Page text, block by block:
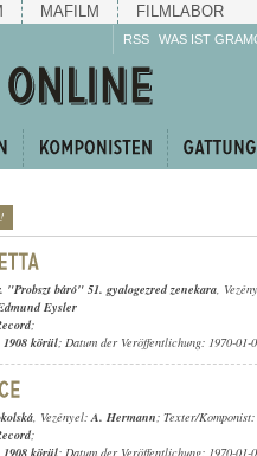
MAFILM FILMLABOR
RSS WAS IST
"Probszt báró" 51. gyalogezred zenekara,
Eysler
;
1908 körül; Datum der Veröffentlichung: 1970-01-
, Vezényel:A. Hermann; Texter/Komponist:
;
1908 körül; Datum der Veröffentlichung: 1970-01-